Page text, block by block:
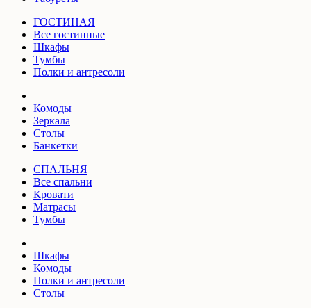
ГОСТИНАЯ
Все гостинные
Шкафы
Тумбы
Полки и антресоли
Комоды
Зеркала
Столы
Банкетки
СПАЛЬНЯ
Все спальни
Кровати
Матрасы
Тумбы
Шкафы
Комоды
Полки и антресоли
Столы